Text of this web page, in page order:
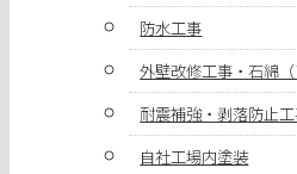
防水工事
外壁改修工事・石綿
耐震補強・剥落防止
自社工場内塗装